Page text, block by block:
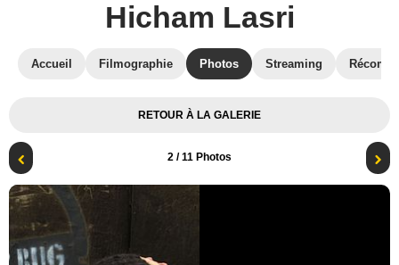
Hicham Lasri
Accueil Filmographie Photos Streaming
RETOUR À LA GALERIE
2 / 11 Photos